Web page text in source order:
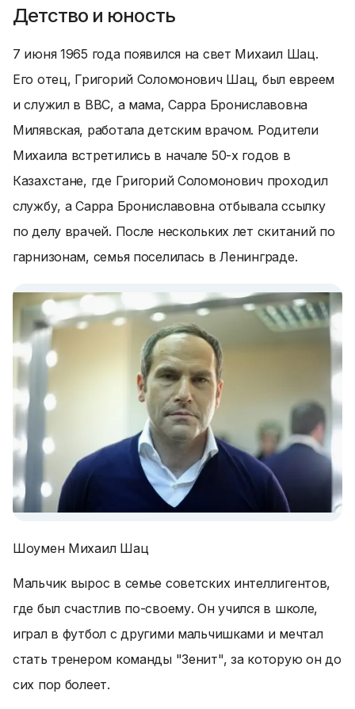
Детство и юность
7 июня 1965 года появился на свет Михаил Шац.
Его отец, Григорий Соломонович Шац, был евреем
и служил в ВВС, а мама, Сарра Брониславовна
Милявская, работала детским врачом. Родители
Михаила встретились в начале 50-х годов в
Казахстане, где Григорий Соломонович проходил
службу, а Сарра Брониславовна отбывала ссылку
по делу врачей. После нескольких лет скитаний по
гарнизонам, семья поселилась в Ленинграде.
Шоумен Михаил Шац
Мальчик вырос в семье советских интеллигентов,
где был счастлив по-своему. Он учился в школе,
играл в футбол с другими мальчишками и мечтал
стать тренером команды "Зенит", за которую он до
сих пор болеет.